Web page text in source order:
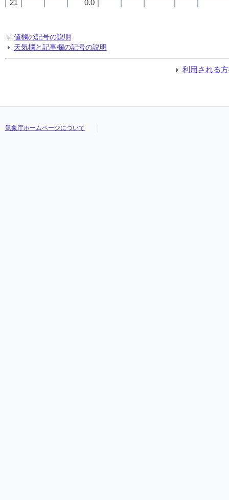
21
0.0
24
21
0.0
24
21
0.0
24
21
0.0
24
値欄の記号の説明
天気欄と記事欄の記号の説明
利用される
気象庁ホームページについて